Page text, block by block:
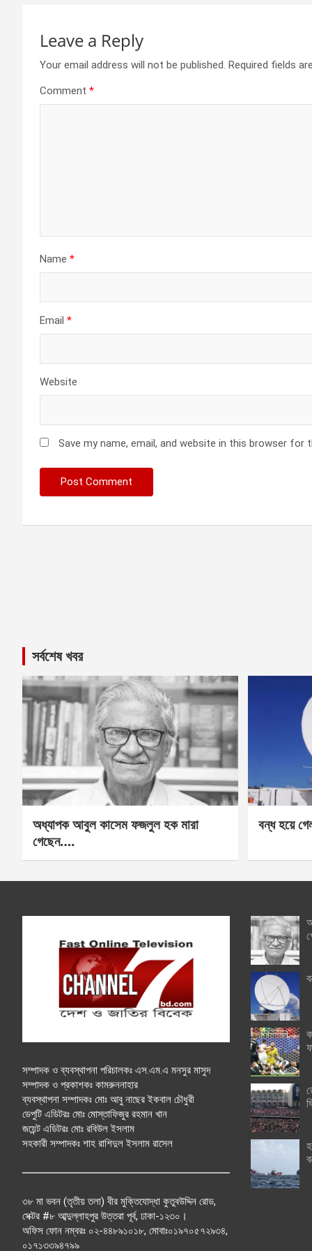
Leave a Reply
Your email address will not be published. Required fields
Comment *
Name *
Email *
Website
Save my name, email, and website in this browser for
সর্বশেষ খবর
অধ্যাপক আবুল কাসেম ফজলুল হক মারা
গেছেন….
বন্ধ হয়ে
সম্পাদক ও ব্যবস্থাপনা পরিচালকঃ এস.এম.এ মনসুর মাসুদ
সম্পাদক ও প্রকাশকঃ কামরুননাহার
ব্যবস্থাপনা সম্পাদকঃ মোঃ আবু নাছের ইকবাল চৌধুরী
ডেপুটি এডিটরঃ মোঃ মোস্তাফিজুর রহমান খান
জয়েন্ট এডিটরঃ মোঃ রবিউল ইসলাম
সহকারী সম্পাদকঃ শাহ রাশিদুল ইসলাম রাসেল
৩৮ মা ভবন (তৃতীয় তলা) বীর মুক্তিযোদ্ধা কুতুবউদ্দিন রোড,
সেক্টর #৮ আব্দুল্লাহপুর উত্তরা পূর্ব, ঢাকা-১২৩০।
অফিস ফোন নম্বরঃ ০২-৪৪৮৯১০১৮, মোবাঃ০১৯৭০৫৭২৯৩৪,
০১৭১৩৩৯৪৭৯৯